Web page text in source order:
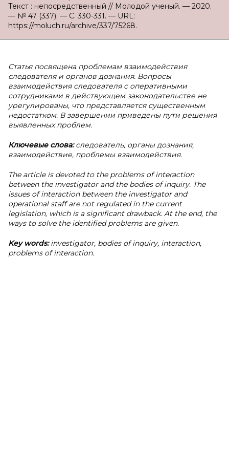
Текст : непосредственный // Молодой ученый. — 2020.
— № 47 (337). — С. 330-331. — URL:
https://moluch.ru/archive/337/75268.
Статья посвящена проблемам взаимодействия
следователя и органов дознания. Вопросы
взаимодействия следователя с оперативными
сотрудниками в действующем законодательстве не
урегулированы, что представляется существенным
недостатком. В завершении приведены пути решения
выявленных проблем.
Ключевые слова:следователь, органы дознания,
взаимодействие, проблемы взаимодействия.
The article is devoted to the problems of interaction
between the investigator and the bodies of inquiry. The
issues of interaction between the investigator and
operational staff are not regulated in the current
legislation, which is a significant drawback. At the end, the
ways to solve the identified problems are given.
Key words:investigator, bodies of inquiry, interaction,
problems of interaction.